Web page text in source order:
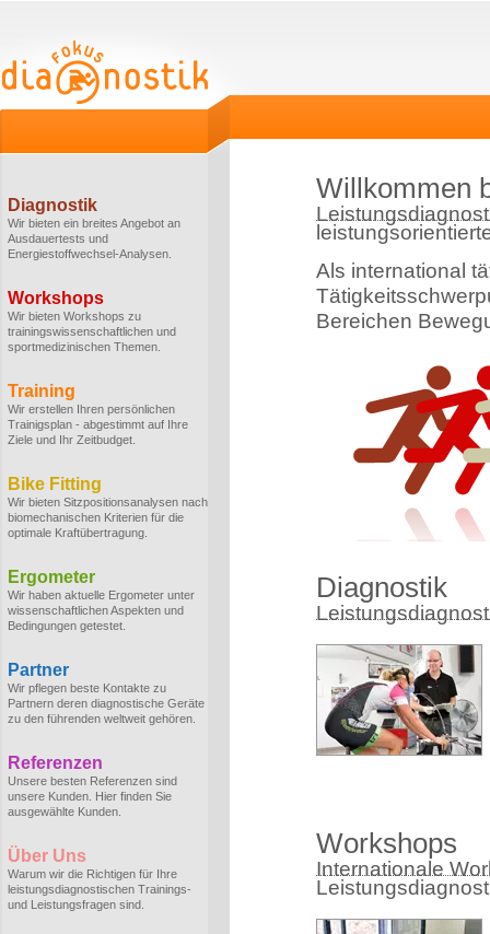
Diagnostik
Wir bieten ein breites Angebot an
Ausdauertests und
Energiestoffwechsel-Analysen.
Workshops
Wir bieten Workshops zu
trainingswissenschaftlichen und
sportmedizinischen Themen.
Training
Wir erstellen Ihren persönlichen
Trainigsplan - abgestimmt auf Ihre
Ziele und Ihr Zeitbudget.
Bike Fitting
Wir bieten Sitzpositionsanalysen nach
biomechanischen Kriterien für die
optimale Kraftübertragung.
Ergometer
Wir haben aktuelle Ergometer unter
wissenschaftlichen Aspekten und
Bedingungen getestet.
Partner
Wir pflegen beste Kontakte zu
Partnern deren diagnostische Geräte
zu den führenden weltweit gehören.
Referenzen
Unsere besten Referenzen sind
unsere Kunden. Hier finden Sie
ausgewählte Kunden.
Über Uns
Warum wir die Richtigen für Ihre
leistungsdiagnostischen Trainings-
und Leistungsfragen sind.
Willkommen
Als international
Bereichen
Diagnostik
Workshops
Internationale